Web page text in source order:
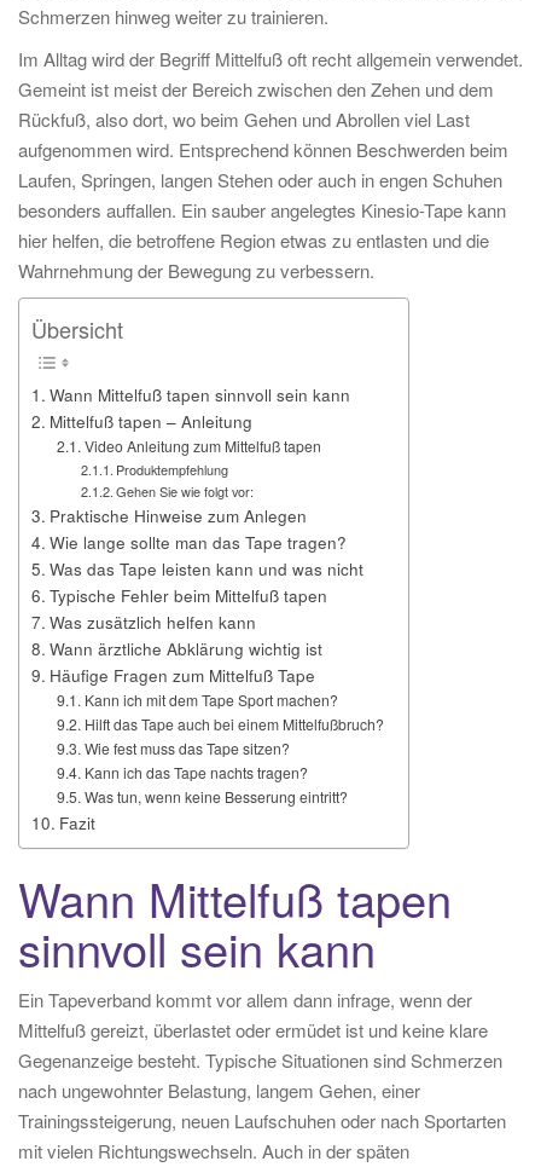
Schmerzen hinweg weiter zu trainieren.
Im Alltag wird der Begriff Mittelfuß oft recht allgemein verwendet.
Gemeint ist meist der Bereich zwischen den Zehen und dem
Rückfuß, also dort, wo beim Gehen und Abrollen viel Last
aufgenommen wird. Entsprechend können Beschwerden beim
Laufen, Springen, langen Stehen oder auch in engen Schuhen
besonders auffallen. Ein sauber angelegtes Kinesio-Tape kann
hier helfen, die betroffene Region etwas zu entlasten und die
Wahrnehmung der Bewegung zu verbessern.
Übersicht
Wann Mittelfuß tapen sinnvoll sein kann
Mittelfuß tapen – Anleitung
Video Anleitung zum Mittelfuß tapen
Produktempfehlung
Gehen Sie wie folgt vor:
Praktische Hinweise zum Anlegen
Wie lange sollte man das Tape tragen?
Was das Tape leisten kann und was nicht
Typische Fehler beim Mittelfuß tapen
Was zusätzlich helfen kann
Wann ärztliche Abklärung wichtig ist
Häufige Fragen zum Mittelfuß Tape
Kann ich mit dem Tape Sport machen?
Hilft das Tape auch bei einem Mittelfußbruch?
Wie fest muss das Tape sitzen?
Kann ich das Tape nachts tragen?
Was tun, wenn keine Besserung eintritt?
Fazit
Wann Mittelfuß tapen
sinnvoll sein kann
Ein Tapeverband kommt vor allem dann infrage, wenn der
Mittelfuß gereizt, überlastet oder ermüdet ist und keine klare
Gegenanzeige besteht. Typische Situationen sind Schmerzen
nach ungewohnter Belastung, langem Gehen, einer
Trainingssteigerung, neuen Laufschuhen oder nach Sportarten
mit vielen Richtungswechseln. Auch in der späten